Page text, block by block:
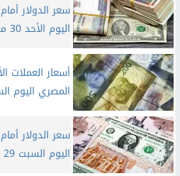
سعر الدولار
اليوم الأحد 30 مارس 2025
أسعار العملات
المصري اليوم السبت 29
سعر الدولار
اليوم السبت 29 مارس 2025